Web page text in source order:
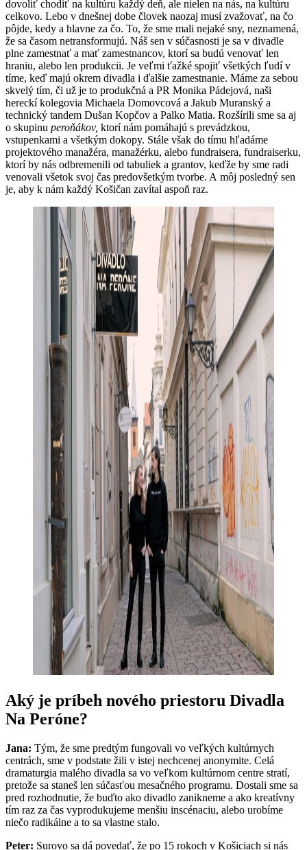
dovoliť chodiť na kultúru každý deň, ale nielen na nás, na kultúru
celkovo. Lebo v dnešnej dobe človek naozaj musí zvažovať, na čo
pôjde, kedy a hlavne za čo. To, že sme mali nejaké sny, neznamená,
že sa časom netransformujú. Náš sen v súčasnosti je sa v divadle
plne zamestnať a mať zamestnancov, ktorí sa budú venovať len
hraniu, alebo len produkcii. Je veľmi ťažké spojiť všetkých ľudí v
tíme, keď majú okrem divadla i ďalšie zamestnanie. Máme za sebou
skvelý tím, či už je to produkčná a PR Monika Pádejová, naši
hereckí kolegovia Michaela Domovcová a Jakub Muranský a
technický tandem Dušan Kopčov a Palko Matia. Rozšírili sme sa aj
o skupinu peroňákov, ktorí nám pomáhajú s prevádzkou,
vstupenkami a všetkým dokopy. Stále však do tímu hľadáme
projektového manažéra, manažérku, alebo fundraisera, fundraiserku,
ktorí by nás odbremenili od tabuliek a grantov, keďže by sme radi
venovali všetok svoj čas predovšetkým tvorbe. A môj posledný sen
je, aby k nám každý Košičan zavítal aspoň raz.
Aký je príbeh nového priestoru Divadla
Na Peróne?
Jana: Tým, že sme predtým fungovali vo veľkých kultúrnych
centrách, sme v podstate žili v istej nechcenej anonymite. Celá
dramaturgia malého divadla sa vo veľkom kultúrnom centre stratí,
pretože sa staneš len súčasťou mesačného programu. Dostali sme sa
pred rozhodnutie, že buďto ako divadlo zanikneme a ako kreatívny
tím raz za čas vyprodukujeme menšiu inscénaciu, alebo urobíme
niečo radikálne a to sa vlastne stalo.
Peter: Surovo sa dá povedať, že po 15 rokoch v Košiciach si nás